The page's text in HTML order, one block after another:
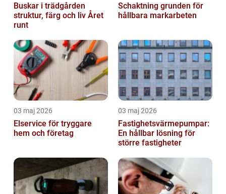
Buskar i trädgården
struktur, färg och liv Året
runt
Schaktning grunden för
hållbara markarbeten
03 maj 2026
Elservice för tryggare
hem och företag
03 maj 2026
Fastighetsvärmepumpar:
En hållbar lösning för
större fastigheter